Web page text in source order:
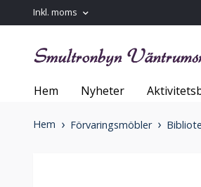
Inkl. moms
Hem Nyheter
Hem Förvaringsmöbler